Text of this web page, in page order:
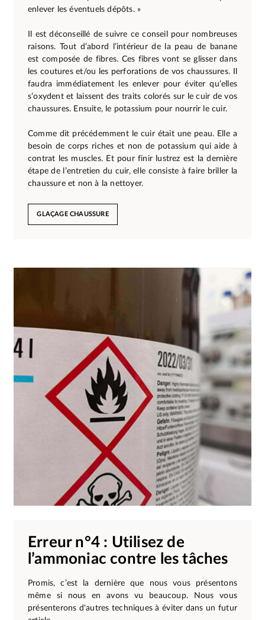
enlever les éventuels dépôts. »
Il est déconseillé de suivre ce conseil pour nombreuses
raisons. Tout d’abord l’intérieur de la peau de banane
est composée de fibres. Ces fibres vont se glisser dans
les coutures et/ou les perforations de vos chaussures. Il
faudra immédiatement les enlever pour éviter qu’elles
s’oxydent et laissent des traits colorés sur le cuir de vos
chaussures. Ensuite, le potassium pour nourrir le cuir.
Comme dit précédemment le cuir était une peau. Elle a
besoin de corps riches et non de potassium qui aide à
contrat les muscles. Et pour finir lustrez est la dernière
étape de l’entretien du cuir, elle consiste à faire briller la
chaussure et non à la nettoyer.
GLAÇAGE CHAUSSURE
Erreur n°4 : Utilisez de
l’ammoniac contre les tâches
Promis, c’est la dernière que nous vous présentons
même si nous en avons vu beaucoup. Nous vous
présenterons d'autres techniques à éviter dans un futur